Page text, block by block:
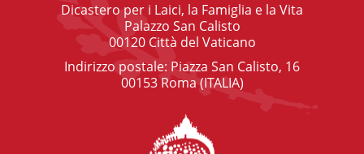
Dicastero per i Laici, la Famiglia e la Vita
Palazzo San Calisto
00120 Città del Vaticano
Indirizzo postale: Piazza San Calisto, 16
00153 Roma (ITALIA)